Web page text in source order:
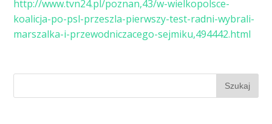
http://www.tvn24.pl/poznan,43/w-wielkopolsce-
koalicja-po-psl-przeszla-pierwszy-test-radni-wybrali-
marszalka-i-przewodniczacego-sejmiku,494442.html